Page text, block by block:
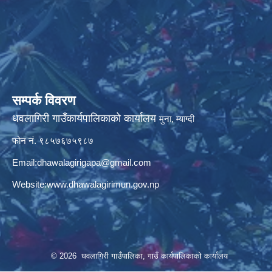
सम्पर्क विवरण
धवलागिरी गाउँकार्यपालिकाको कार्यालयमुना, म्याग्दी
फोन नं. ९८५७६७५९८७
Email:dhawalagirigapa@gmail.com
Website:www.dhawalagirimun.gov.np
© 2026 धवलागिरी गाउँपालिका, गाउँ कार्यपालिकाको कार्यालय